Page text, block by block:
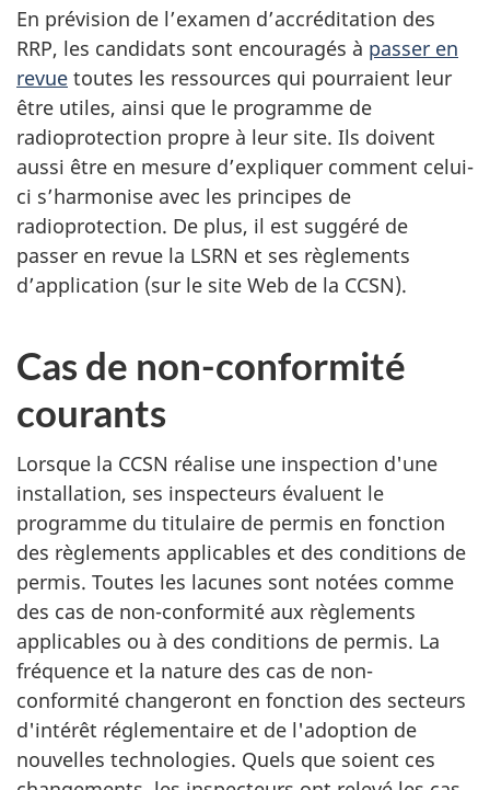
En prévision de l’examen d’accréditation des
RRP, les candidats sont encouragés à passer en
revue toutes les ressources qui pourraient leur
être utiles, ainsi que le programme de
radioprotection propre à leur site. Ils doivent
aussi être en mesure d’expliquer comment celui-
ci s’harmonise avec les principes de
radioprotection. De plus, il est suggéré de
passer en revue la LSRN et ses règlements
d’application (sur le site Web de la CCSN).
Cas de non-conformité
courants
Lorsque la CCSN réalise une inspection d'une
installation, ses inspecteurs évaluent le
programme du titulaire de permis en fonction
des règlements applicables et des conditions de
permis. Toutes les lacunes sont notées comme
des cas de non-conformité aux règlements
applicables ou à des conditions de permis. La
fréquence et la nature des cas de non-
conformité changeront en fonction des secteurs
d'intérêt réglementaire et de l'adoption de
nouvelles technologies. Quels que soient ces